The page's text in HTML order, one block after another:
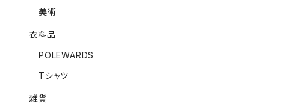
美術
衣料品
POLEWARDS
Tシャツ
雑貨